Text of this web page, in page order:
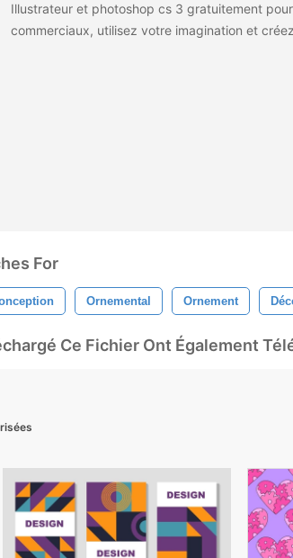
Illustrateur et photoshop cs 3 gratuitement
commerciaux, utilisez votre imagination et
For
Ornemental Ornement
Ce Fichier Ont Également